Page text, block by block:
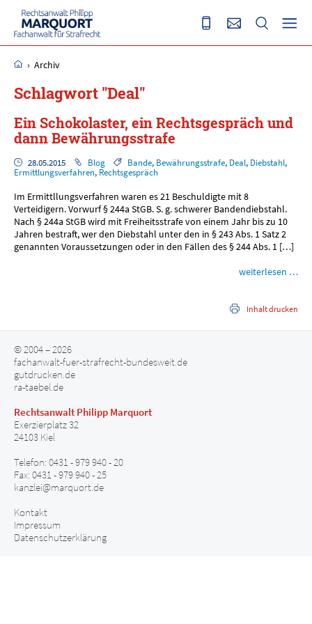
› Archiv
Schlagwort "Deal"
Ein Schokolaster, ein Rechtsgespräch und
dann Bewährungsstrafe
28.05.2015 Blog Bande, Bewährungsstrafe, Deal, Diebstahl,
Ermittlungsverfahren, Rechtsgespräch
Im Ermittllungsverfahren waren es 21 Beschuldigte mit 8
Verteidigern. Vorwurf § 244a StGB. S. g. schwerer Bandendiebstahl.
Nach § 244a StGB wird mit Freiheitsstrafe von einem Jahr bis zu 10
Jahren bestraft, wer den Diebstahl unter den in § 243 Abs. 1 Satz 2
genannten Voraussetzungen oder in den Fällen des § 244 Abs. 1 […]
weiterlesen …
Inhalt drucken
© 2004 – 2026
fachanwalt-fuer-strafrecht-bundesweit.de
gutdrucken.de
ra-taebel.de
Rechtsanwalt Philipp Marquort
Exerzierplatz 32
24103 Kiel
Telefon: 0431 - 979 940 - 20
Fax: 0431 - 979 940 - 25
kanzlei@marquort.de
Kontakt
Impressum
Datenschutzerklärung